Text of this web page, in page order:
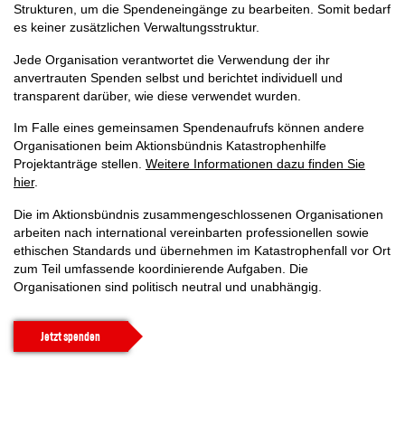
Strukturen, um die Spendeneingänge zu bearbeiten. Somit bedarf
es keiner zusätzlichen Verwaltungsstruktur.
Jede Organisation verantwortet die Verwendung der ihr
anvertrauten Spenden selbst und berichtet individuell und
transparent darüber, wie diese verwendet wurden.
Im Falle eines gemeinsamen Spendenaufrufs können andere
Organisationen beim Aktionsbündnis Katastrophenhilfe
Projektanträge stellen. Weitere Informationen dazu finden Sie
hier.
Die im Aktionsbündnis zusammengeschlossenen Organisationen
arbeiten nach international vereinbarten professionellen sowie
ethischen Standards und übernehmen im Katastrophenfall vor Ort
zum Teil umfassende koordinierende Aufgaben. Die
Organisationen sind politisch neutral und unabhängig.
Jetzt spenden